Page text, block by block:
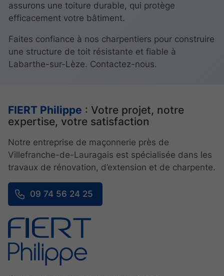
assurons une toiture durable, qui protège
efficacement votre bâtiment.
Faites confiance à nos charpentiers pour construire
une structure de toit résistante et fiable à
Labarthe-sur-Lèze. Contactez-nous.
FIERT Philippe : Votre projet, notre
expertise, votre satisfaction
Notre entreprise de maçonnerie près de
Villefranche-de-Lauragais est spécialisée dans les
travaux de rénovation, d’extension et de charpente.
09 74 56 24 25